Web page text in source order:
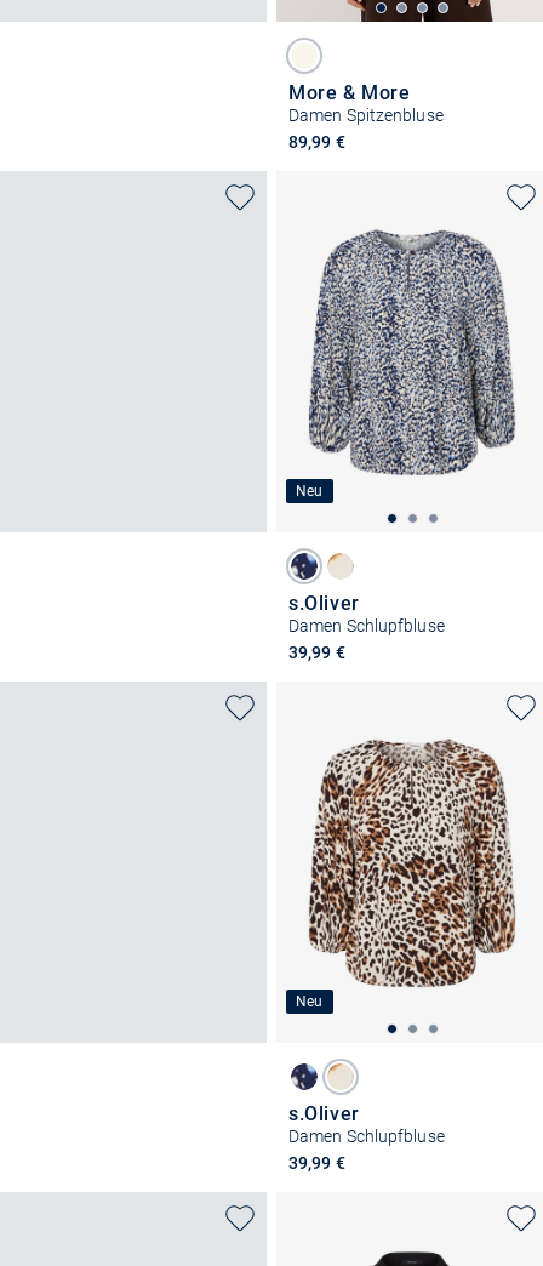
More & More
Damen Spitzenbluse
89,99 €
Neu
s.Oliver
Damen Schlupfbluse
39,99 €
Neu
s.Oliver
Damen Schlupfbluse
39,99 €